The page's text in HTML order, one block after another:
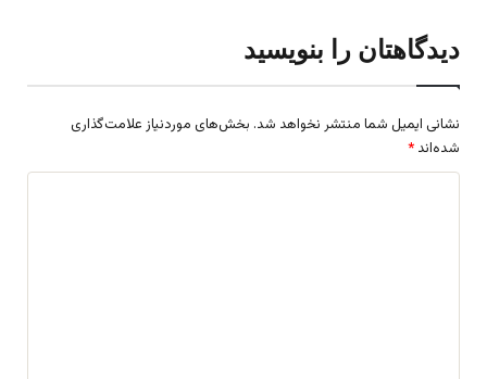
دیدگاهتان را بنویسید
نشانی ایمیل شما منتشر نخواهد شد. بخش‌های موردنیاز علامت‌گذاری
شده‌اند *